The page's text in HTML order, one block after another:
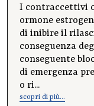
I contraccettivi
ormone
di inibire il
conseguenza
conseguente
di emergenza
o ri...
scopri di più...